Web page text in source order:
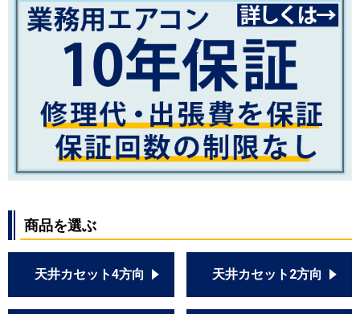
商品を選ぶ
天井カセット4方向 天井カセット2方向